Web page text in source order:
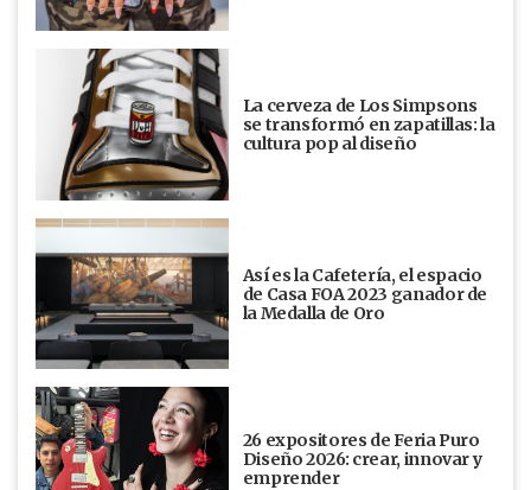
La cerveza de Los Simpsons
se transformó en zapatillas: la
cultura pop al diseño
Así es la Cafetería, el espacio
de Casa FOA 2023 ganador de
la Medalla de Oro
26 expositores de Feria Puro
Diseño 2026: crear, innovar y
emprender